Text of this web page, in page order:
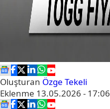
Oluşturan Özge Tekeli
Eklenme 13.05.2026 - 17:06